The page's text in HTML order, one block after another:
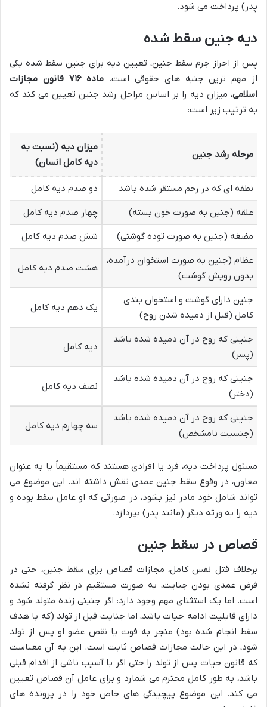
پدر) پرداخت می شود.
دیه جنین سقط شده
پس از احراز جرم سقط جنین، تعیین دیه برای جنین سقط شده یکی
از مهم ترین جنبه های حقوقی است.
ماده ۷۱۶ قانون مجازات
اسلامی، میزان دیه را بر اساس مراحل رشد جنین تعیین می کند که
به ترتیب زیر است:
مرحله رشد جنین
میزان دیه (نسبت به
دیه کامل انسان)
نطفه ای که در رحم مستقر شده باشد
دو صدم دیه کامل
علقه (جنین به صورت خون بسته)
چهار صدم دیه کامل
مضغه (جنین به صورت توده گوشتی)
شش صدم دیه کامل
عظام (جنین به صورت استخوان درآمده،
بدون رویش گوشت)
هشت صدم دیه کامل
جنین دارای گوشت و استخوان بندی
کامل (قبل از دمیده شدن روح)
یک دهم دیه کامل
جنینی که روح در آن دمیده شده باشد
(پسر)
دیه کامل
جنینی که روح در آن دمیده شده باشد
(دختر)
نصف دیه کامل
جنینی که روح در آن دمیده شده باشد
(جنسیت نامشخص)
سه چهارم دیه کامل
مسئول پرداخت دیه، فرد یا افرادی هستند که مستقیماً یا به عنوان
معاون، در وقوع سقط جنین عمدی نقش داشته اند. این موضوع می
تواند شامل خود مادر نیز بشود، در صورتی که او عامل سقط بوده و
دیه را به ورثه دیگر (مانند پدر) بپردازد.
قصاص در سقط جنین
برخلاف قتل نفس کامل، مجازات قصاص برای سقط جنین، حتی در
فرض عمدی بودن جنایت، به صورت مستقیم در نظر گرفته نشده
است. اما یک استثنای مهم وجود دارد: اگر جنینی زنده متولد شود و
دارای قابلیت ادامه حیات باشد، اما جنایت قبل از تولد (که با هدف
سقط انجام شده بود) منجر به فوت یا نقص عضو او پس از تولد
شود، در این حالت مجازات قصاص ثابت است. این به آن معناست
که قانون حیات پس از تولد را حتی اگر با آسیب ناشی از اقدام قبلی
باشد، به طور کامل محترم می شمارد و برای عامل آن قصاص تعیین
می کند. این موضوع پیچیدگی های خاص خود را در پرونده های